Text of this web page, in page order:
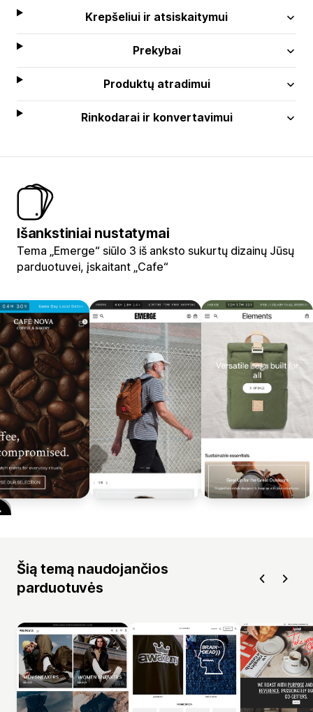
Krepšeliui ir atsiskaitymui
Prekybai
Produktų atradimui
Rinkodarai ir konvertavimui
Išankstiniai nustatymai
Tema „Emerge“ siūlo 3 iš anksto sukurtų dizainų Jūsų
parduotuvei, įskaitant „Cafe“
Šią temą naudojančios
parduotuvės